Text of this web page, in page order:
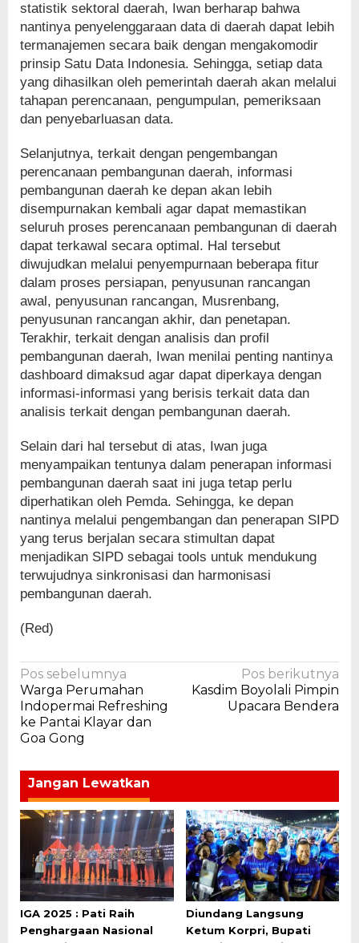
statistik sektoral daerah, Iwan berharap bahwa
nantinya penyelenggaraan data di daerah dapat lebih
termanajemen secara baik dengan mengakomodir
prinsip Satu Data Indonesia. Sehingga, setiap data
yang dihasilkan oleh pemerintah daerah akan melalui
tahapan perencanaan, pengumpulan, pemeriksaan
dan penyebarluasan data.
Selanjutnya, terkait dengan pengembangan
perencanaan pembangunan daerah, informasi
pembangunan daerah ke depan akan lebih
disempurnakan kembali agar dapat memastikan
seluruh proses perencanaan pembangunan di daerah
dapat terkawal secara optimal. Hal tersebut
diwujudkan melalui penyempurnaan beberapa fitur
dalam proses persiapan, penyusunan rancangan
awal, penyusunan rancangan, Musrenbang,
penyusunan rancangan akhir, dan penetapan.
Terakhir, terkait dengan analisis dan profil
pembangunan daerah, Iwan menilai penting nantinya
dashboard dimaksud agar dapat diperkaya dengan
informasi-informasi yang berisis terkait data dan
analisis terkait dengan pembangunan daerah.
Selain dari hal tersebut di atas, Iwan juga
menyampaikan tentunya dalam penerapan informasi
pembangunan daerah saat ini juga tetap perlu
diperhatikan oleh Pemda. Sehingga, ke depan
nantinya melalui pengembangan dan penerapan SIPD
yang terus berjalan secara stimultan dapat
menjadikan SIPD sebagai tools untuk mendukung
terwujudnya sinkronisasi dan harmonisasi
pembangunan daerah.
(Red)
Navigasi
pos
Pos sebelumnya
Warga Perumahan
Indopermai Refreshing
ke Pantai Klayar dan
Goa Gong
Pos berikutnya
Kasdim Boyolali Pimpin
Upacara Bendera
Jangan Lewatkan
IGA 2025 : Pati Raih
Penghargaan Nasional
Diundang Langsung
Ketum Korpri, Bupati